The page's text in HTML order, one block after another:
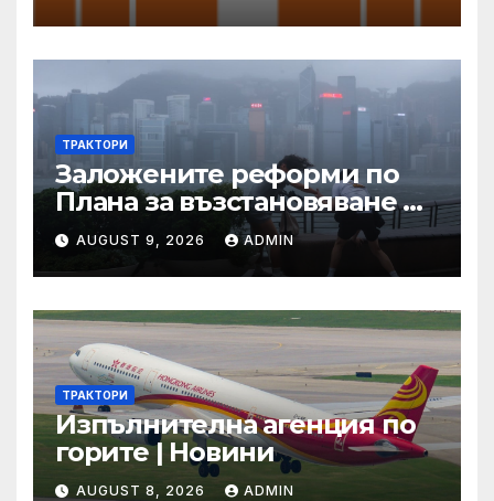
ТРАКТОРИ
Заложените реформи по
Плана за възстановяване и
устойчивост в част
енергетика са
неизпълними
AUGUST 9, 2026 ADMIN
ТРАКТОРИ
Изпълнителна агенция по
горите | Новини
AUGUST 8, 2026 ADMIN